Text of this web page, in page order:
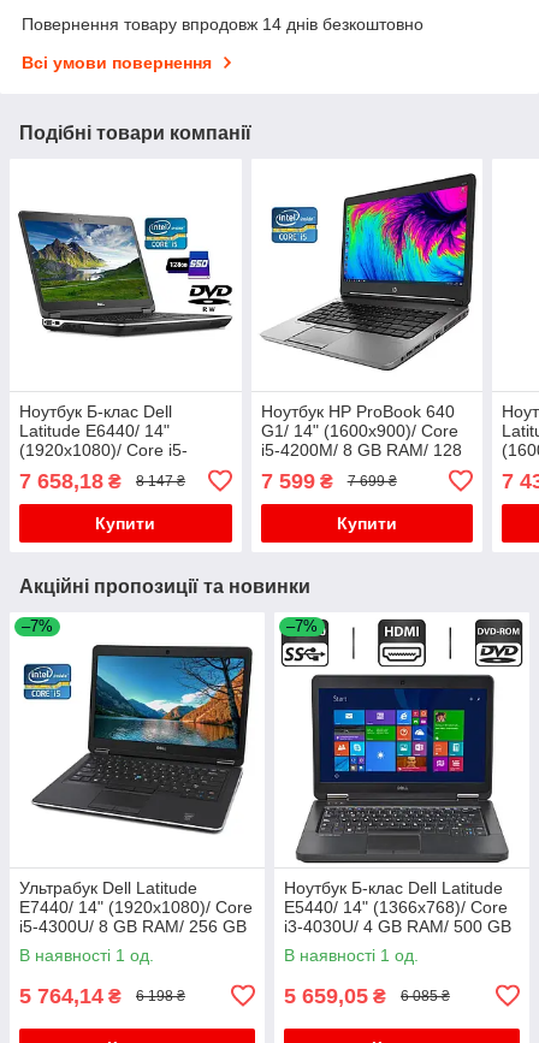
Повернення товару впродовж 14 днів безкоштовно
Всі умови повернення
Подібні товари компанії
Ноутбук Б-клас Dell
Latitude E6440/ 14"
(1920x1080)/ Core i5-
4310M/ 4 GB RAM/ 128 GB
SSD/ HD 4600
7 658,18 ₴ 8 147 ₴
Купити
Ноутбук HP ProBook 640
G1/ 14" (1600x900)/ Core
i5-4200M/ 8 GB RAM/ 128
GB SSD/ HD Graphic 4600
7 599₴ 7 699 ₴
Купити
7
Акційні пропозиції та новинки
–7%
Ультрабук Dell Latitude
E7440/ 14" (1920x1080)/ Core
i5-4300U/ 8 GB RAM/ 256 GB
SSD/ HD 4400/ АКБ 0%
В наявності 1 од.
5 764,14 ₴ 6 198 ₴
–7%
Ноутбук Б-клас Dell Latitude
E5440/ 14" (1366x768)/ Core
i3-4030U/ 4 GB RAM/ 500 GB
HDD/ HD 4400
В наявності 1 од.
5 659,05 ₴ 6 085 ₴